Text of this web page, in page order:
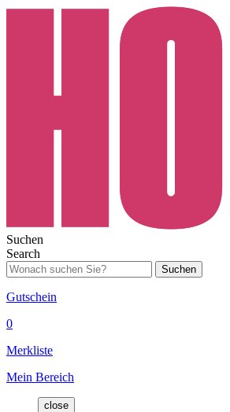
Suchen
Search
Suchen
Gutschein
0
Merkliste
Mein Bereich
close